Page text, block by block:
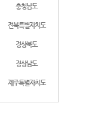
충청남도
전북특별자치도
경상북도
경상남도
제주특별자치도